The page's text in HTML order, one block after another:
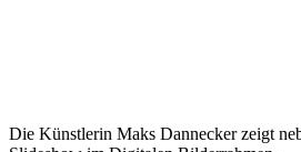
Die Künstlerin Maks Dannecker zeigt